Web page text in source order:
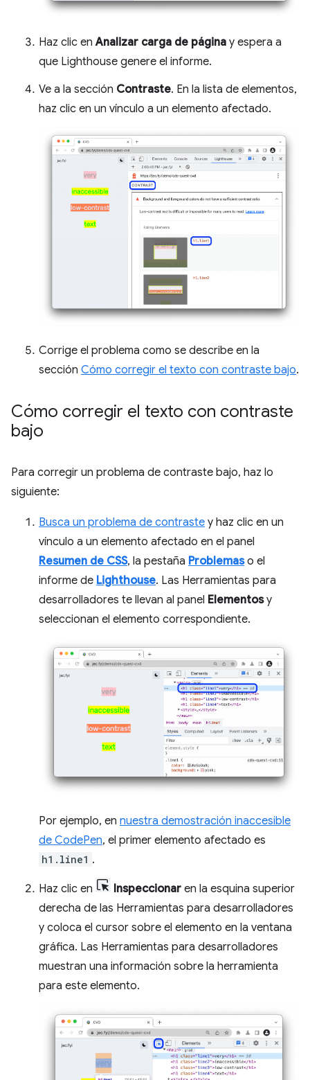
Haz clic enAnalizar carga de página y espera a
que Lighthouse genere el informe.
Ve a la sección Contraste. En la lista de elementos,
haz clic en un vínculo a un elemento afectado.
Corrige el problema como se describe en la
sección Cómo corregir el texto con contraste bajo.
Cómo corregir el texto con contraste
bajo
Para corregir un problema de contraste bajo, haz lo
siguiente:
Busca un problema de contraste y haz clic en un
vínculo a un elemento afectado en el panel
Resumen de CSS, la pestaña Problemaso el
informe de Lighthouse. Las Herramientas para
desarrolladores te llevan al panel Elementosy
seleccionan el elemento correspondiente.
Por ejemplo, en nuestra demostración inaccesible
de CodePen, el primer elemento afectado es
h1.line1 .
Haz clic en Inspeccionar en la esquina superior
derecha de las Herramientas para desarrolladores
y coloca el cursor sobre el elemento en la ventana
gráfica. Las Herramientas para desarrolladores
muestran una información sobre la herramienta
para este elemento.